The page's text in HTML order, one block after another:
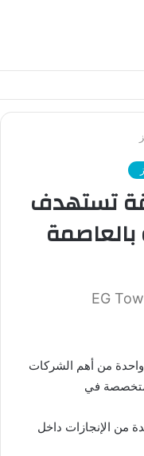
نحو استثمار أقوى
تستهدف
EG
واحدة من أهم الشركات
في
من الإنجازات داخل